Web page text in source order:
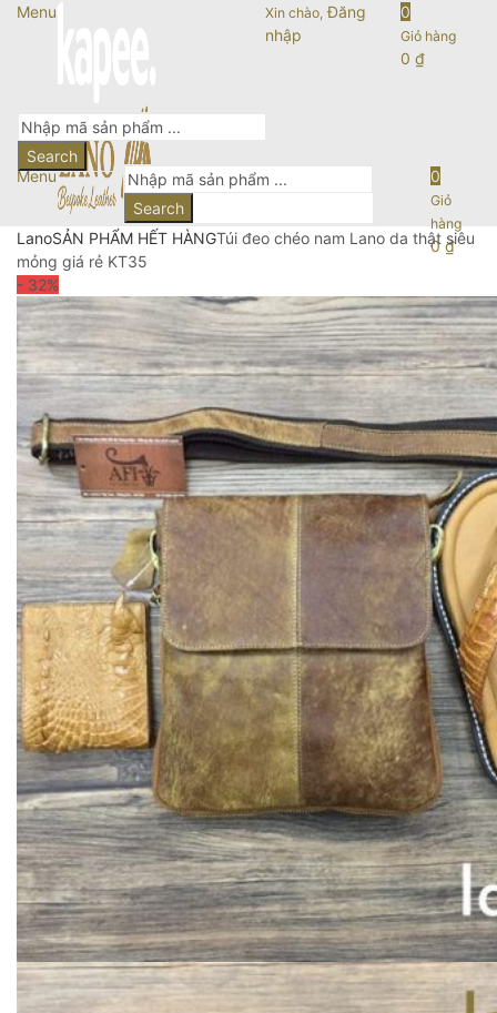
Menu Xin chào, Đăng
nhập
0
Giỏ hàng
0 ₫
Search
Menu
Search
0
Giỏ
hàng
0₫
LanoSẢN PHẨM HẾT HÀNGTúi đeo chéo nam Lano da thật siêu
mỏng giá rẻ KT35
- 32%